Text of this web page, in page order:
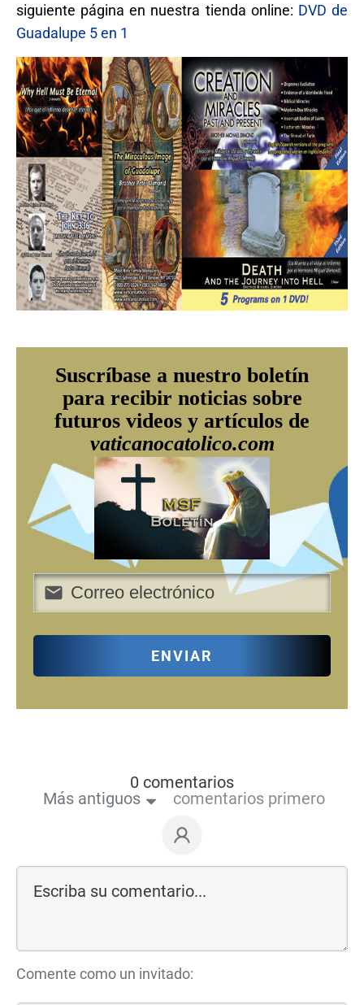
siguiente página en nuestra tienda online: DVD de
Guadalupe 5 en 1
Suscríbase a nuestro boletín
para recibir noticias sobre
futuros videos y artículos de
vaticanocatolico.com
ENVIAR
0 comentarios
Más antiguos
comentarios primero
Comente como un invitado: